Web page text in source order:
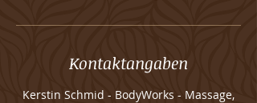
Kontaktangaben
Kerstin Schmid - BodyWorks - Massage,